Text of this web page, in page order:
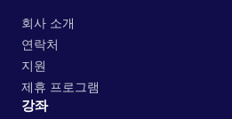
회사 소개
연락처
지원
제휴 프로그램
강좌